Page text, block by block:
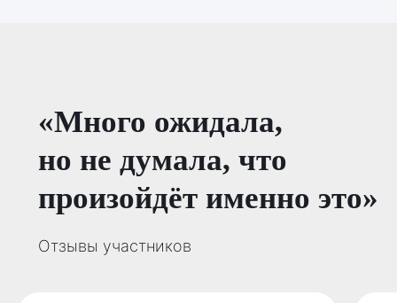
«Много ожидала,
но не думала, что
произойдёт именно это»
Отзывы участников